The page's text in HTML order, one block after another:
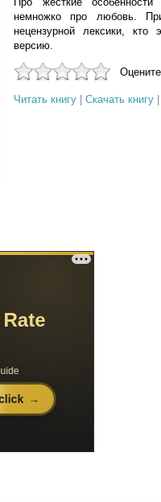
немножко про любовь.
нецензурной лексики,
версию.
Читать книгу Скачать книгу